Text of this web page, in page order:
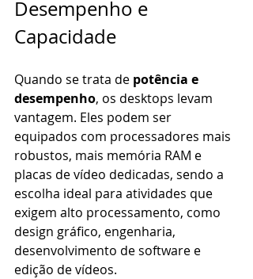
Desempenho e
Capacidade
Quando se trata de potência e
desempenho, os desktops levam
vantagem. Eles podem ser
equipados com processadores mais
robustos, mais memória RAM e
placas de vídeo dedicadas, sendo a
escolha ideal para atividades que
exigem alto processamento, como
design gráfico, engenharia,
desenvolvimento de software e
edição de vídeos.